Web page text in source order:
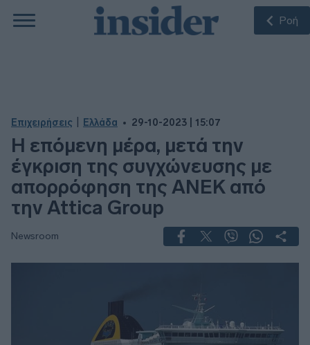
Ροή
Επιχειρήσεις Ελλάδα 29-10-2023 | 15:07
Η επόμενη μέρα, μετά την
έγκριση της συγχώνευσης με
απορρόφηση της ΑΝΕΚ από
την Attica Group
Newsroom